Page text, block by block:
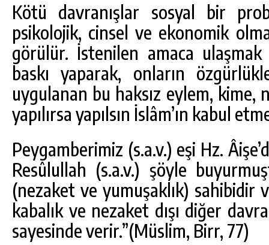
Kötü davranışlar sosyal bir
psikolojik, cinsel ve ekonomik
görülür. İstenilen amaca
baskı yaparak, onların
uygulanan bu haksız eylem, kime,
yapılırsa yapılsın İslâm’ın kabul
Peygamberimiz (s.a.v.) eşi Hz.
Resûlullah (s.a.v.) şöyle
(nezaket ve yumuşaklık) sahibidir
kabalık ve nezaket dışı diğer
sayesinde verir.”(Müslim, Birr, 77)